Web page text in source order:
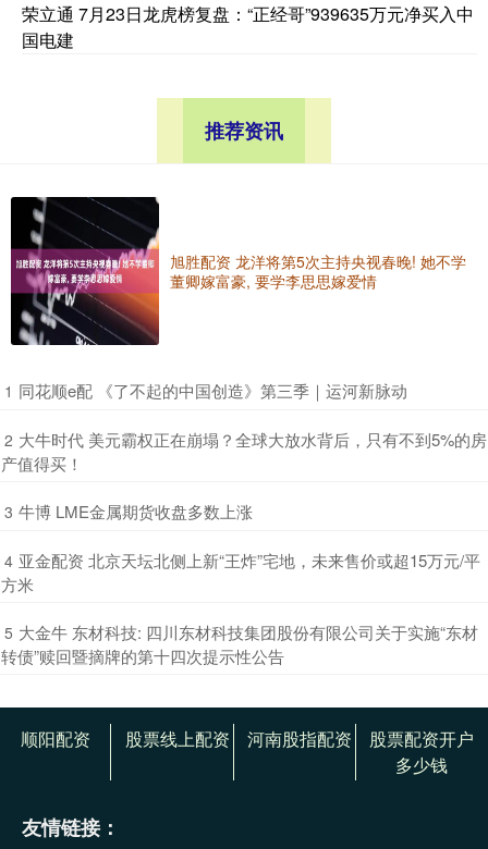
荣立通 7月23日龙虎榜复盘：“正经哥”939635万元净买入中
国电建
推荐资讯
旭胜配资 龙洋将第5次主持央视春晚! 她不学
董卿嫁富豪, 要学李思思嫁爱情
1 ​同花顺e配 《了不起的中国创造》第三季｜运河新脉动
2 ​大牛时代 美元霸权正在崩塌？全球大放水背后，只有不到5%的房
产值得买！
3 ​牛博 LME金属期货收盘多数上涨
4 ​亚金配资 北京天坛北侧上新“王炸”宅地，未来售价或超15万元/平
方米
5 ​大金牛 东材科技: 四川东材科技集团股份有限公司关于实施“东材
转债”赎回暨摘牌的第十四次提示性公告
顺阳配资 股票线上配资 河南股指配资
股票配资开户
多少钱
友情链接：